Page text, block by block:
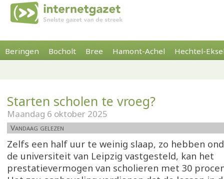
Beringen Bocholt Bree Hamont-Achel Hechtel-
Starten scholen te vroeg?
Maandag 6 oktober 2025
Vandaag gelezen
Zelfs een half uur te weinig slaap, zo hebben
de universiteit van Leipzig vastgesteld, kan het
prestatievermogen van scholieren met 30